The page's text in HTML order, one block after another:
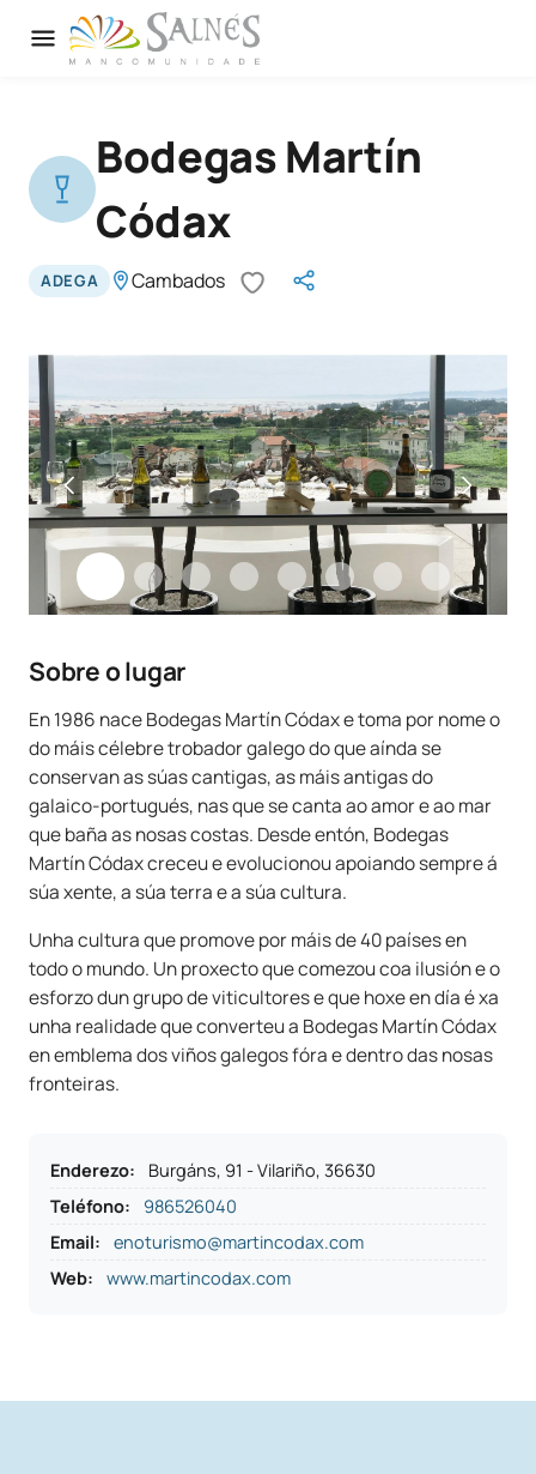
Bodegas Martín
Códax
ADEGA Cambados
Sobre o lugar
En 1986 nace Bodegas Martín Códax e toma por nome o
do máis célebre trobador galego do que aínda se
conservan as súas cantigas, as máis antigas do
galaico-portugués, nas que se canta ao amor e ao mar
que baña as nosas costas. Desde entón, Bodegas
Martín Códax creceu e evolucionou apoiando sempre á
súa xente, a súa terra e a súa cultura.
Unha cultura que promove por máis de 40 países en
todo o mundo. Un proxecto que comezou coa ilusión e o
esforzo dun grupo de viticultores e que hoxe en día é xa
unha realidade que converteu a Bodegas Martín Códax
en emblema dos viños galegos fóra e dentro das nosas
fronteiras.
Enderezo:
Burgáns, 91 - Vilariño, 36630
Teléfono:
986526040
Email:
enoturismo@martincodax.com
Web:
www.martincodax.com